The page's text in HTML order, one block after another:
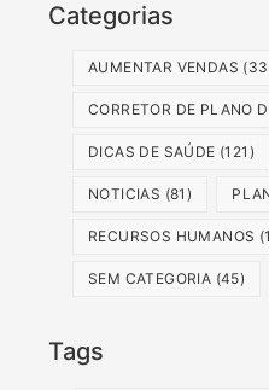
Categorias
AUMENTAR VENDAS
CORRETOR DE PLANO
DICAS DE SAÚDE (121)
NOTICIAS (81)
RECURSOS HUMANOS
SEM CATEGORIA (45)
Tags